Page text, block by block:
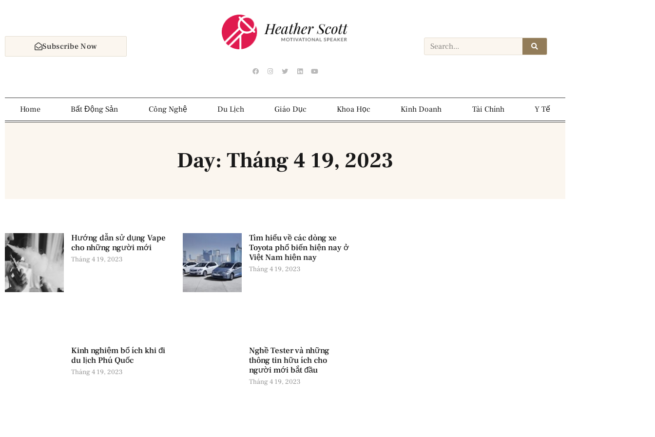
Subscribe Now
Home Bất Động Sản Công Nghệ Du Lịch Giáo Dục Khoa Học Kinh Doanh Tài Chính Y Tế
Day: Tháng 4 19, 2023
Hướng dẫn sử dụng Vape
cho những người mới
Tháng 4 19, 2023
Tìm hiểu về các dòng xe
Toyota phổ biến hiện nay ở
Việt Nam hiện nay
Tháng 4 19, 2023
Kinh nghiệm bổ ích khi đi
du lịch Phú Quốc
Tháng 4 19, 2023
Nghề Tester và những
thông tin hữu ích cho
người mới bắt đầu
Tháng 4 19, 2023